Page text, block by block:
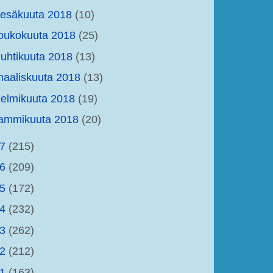
2018 (10)
2018 (25)
2018 (13)
2018 (13)
2018 (19)
2018 (20)
(215)
(209)
(172)
(232)
(262)
(212)